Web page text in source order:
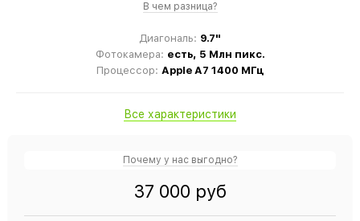
В чем разница?
Диагональ: 9.7"
Фотокамера: есть, 5 Млн пикс.
Процессор: Apple A7 1400 МГц
Все характеристики
Почему у нас выгодно?
37 000 руб